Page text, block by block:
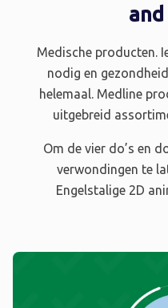
and
Medische producten.
nodig en
helemaal. Medline
uitgebreid
Om de vier do’s en
verwondingen te
Engelstalige 2D